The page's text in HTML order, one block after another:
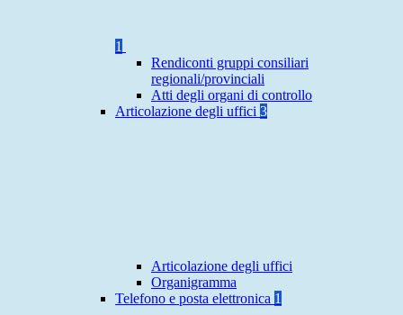
1
Rendiconti gruppi consiliari
regionali/provinciali
Atti degli organi di controllo
Articolazione degli uffici 3
Articolazione degli uffici
Organigramma
Telefono e posta elettronica 1